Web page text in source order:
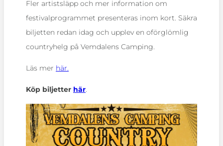
Fler artistsläpp och mer information om
festivalprogrammet presenteras inom kort. Säkra
biljetten redan idag och upplev en oförglömlig
countryhelg på Vemdalens Camping.
Läs mer här.
Köp biljetter här